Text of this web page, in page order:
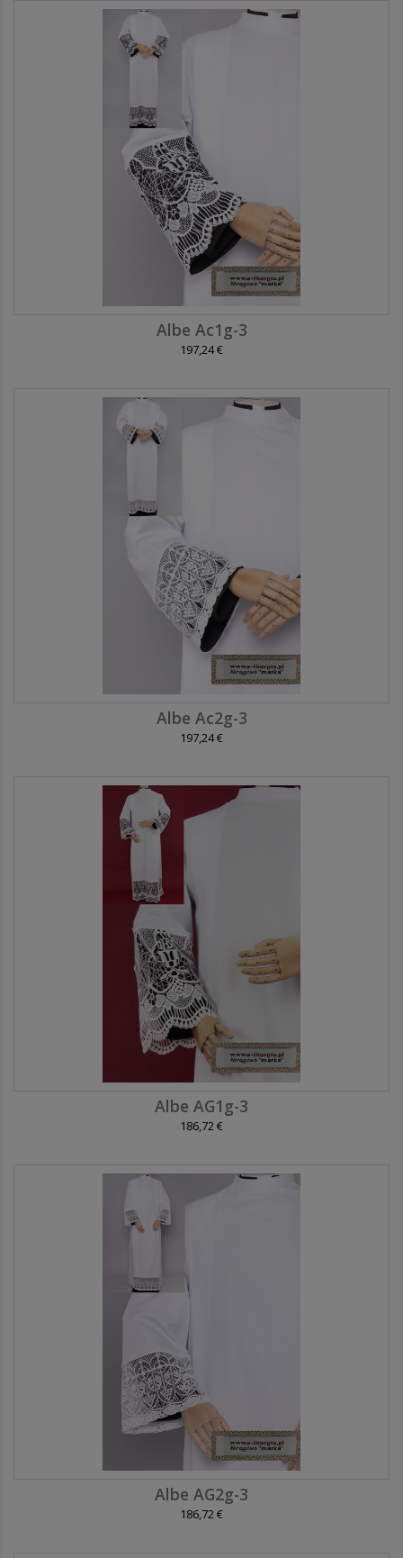
Albe Ac1g-3
197,24 €
Albe Ac2g-3
197,24 €
Albe AG1g-3
186,72 €
Albe AG2g-3
186,72 €